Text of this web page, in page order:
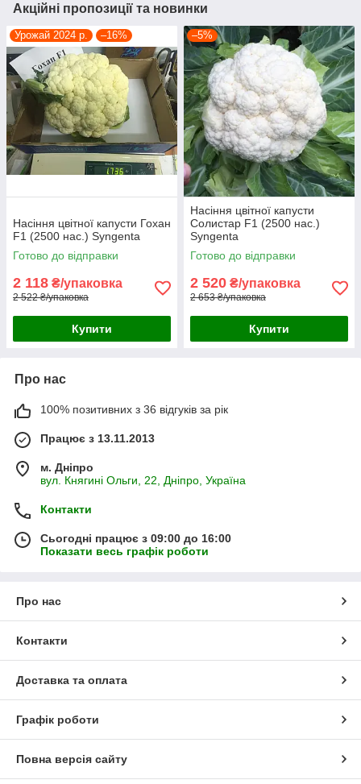
Акційні пропозиції та новинки
Урожай 2024 р. –16%
Насіння цвітної капусти Гохан
F1 (2500 нас.) Syngenta
Готово до відправки
2 118 ₴/упаковка
2 522 ₴/упаковка
Купити
–5%
Насіння цвітної капусти
Солистар F1 (2500 нас.)
Syngenta
Готово до відправки
2 520 ₴/упаковка
2 653 ₴/упаковка
Купити
Про нас
100% позитивних з 36 відгуків за рік
Працює з 13.11.2013
м. Дніпро
вул. Княгині Ольги, 22, Дніпро, Україна
Контакти
Сьогодні працює з 09:00 до 16:00
Показати весь графік роботи
Про нас
Контакти
Доставка та оплата
Графік роботи
Повна версія сайту